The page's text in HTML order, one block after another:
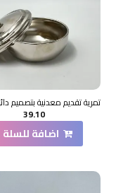
39.10
اضافة للسلة